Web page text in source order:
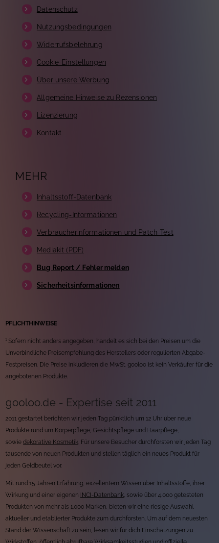
Datenschutz
Nutzungsbedingungen
Widerrufsbelehrung
Cookie-Einstellungen
Über unsere Werbung
Allgemeine Hinweise zu Rezensionen
Lizenzierung
Kontakt
MEHR
Inhaltsstoff-Datenbank
Recycling-Informationen
Verbraucherinformationen und Patch-Test
Mediakit (PDF)
Bug Report / Fehler melden
Sicherheitsinformationen
PFLICHTHINWEISE
¹ Sofern nicht anders angegeben, handelt es sich bei den Preisen um die
Unverbindliche Preisempfehlung des Herstellers oder regulierten Abgabe-
Festpreisen. Die Preise inkludieren die MwSt. gooloo ist kein Verkäufer für die
angebotenen Produkte.
gooloo.de - Expertise seit 2011
2011 gestartet berichten wir jeden Tag pünktlich um 12 Uhr über neue
Produkte rund um Körperpflege,Gesichtspflege und Haarpflege,
sowiedekorative Kosmetik. Für unsere Besucher durchforsten wir jeden Tag
tausende von neuen Produkten und stellen täglich ein neues Produkt für
jeden Geldbeutel vor.
Mit rund 15 Jahren Erfahrung, exzellentem Wissen über Inhaltsstoffe, ihrer
Wirkung und einer eigenen
INCI-Datenbank, sowie über 4.000 getesteten
Produkten von mehr als 1.000 Marken, bieten wir eine riesige Auswahl
aktueller und etablierter Produkte zum durchforsten. Um auf dem neuesten
Stand der Wissenschaft zu sein, lesen wir für dich Einschätzungen zu